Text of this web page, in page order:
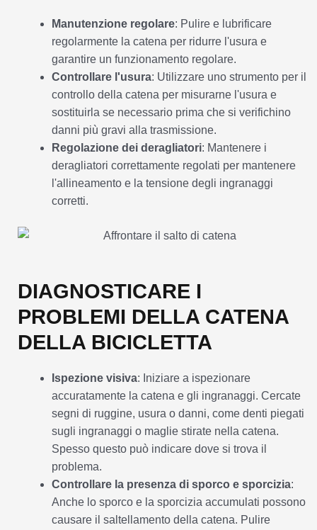
Manutenzione regolare: Pulire e lubrificare
regolarmente la catena per ridurre l'usura e
garantire un funzionamento regolare.
Controllare l'usura: Utilizzare uno strumento per il
controllo della catena per misurarne l'usura e
sostituirla se necessario prima che si verifichino
danni più gravi alla trasmissione.
Regolazione dei deragliatori: Mantenere i
deragliatori correttamente regolati per mantenere
l'allineamento e la tensione degli ingranaggi
corretti.
DIAGNOSTICARE I
PROBLEMI DELLA CATENA
DELLA BICICLETTA
Ispezione visiva: Iniziare a ispezionare
accuratamente la catena e gli ingranaggi. Cercate
segni di ruggine, usura o danni, come denti piegati
sugli ingranaggi o maglie stirate nella catena.
Spesso questo può indicare dove si trova il
problema.
Controllare la presenza di sporco e sporcizia:
Anche lo sporco e la sporcizia accumulati possono
causare il saltellamento della catena. Pulire